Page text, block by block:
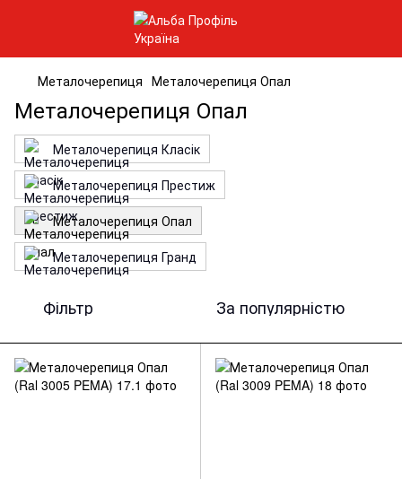
Металочерепиця Металочерепиця Опал
Металочерепиця Опал
Металочерепиця Класік
Металочерепиця Престиж
Металочерепиця Опал
Металочерепиця Гранд
Фільтр За популярністю